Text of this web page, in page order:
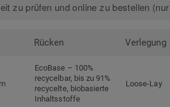
zu prüfen und online zu bestellen
Rücken Verlegung
EcoBase – 100%
recycelbar, bis zu 91%
recycelte, biobasierte
Inhaltsstoffe
Loose-Lay